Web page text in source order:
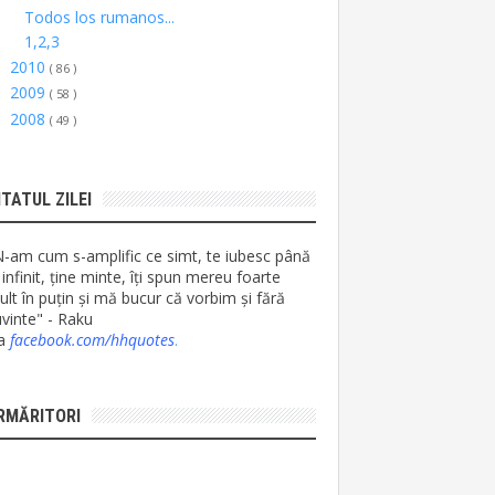
Todos los rumanos...
1,2,3
2010 ( 86 )
2009 ( 58 )
2008 ( 49 )
ZILEI
am cum s-amplific ce simt, te iubesc până
ține minte, îți spun mereu foarte
în puțin și mă bucur că vorbim și fără
- Raku
facebook.com/hhquotes.